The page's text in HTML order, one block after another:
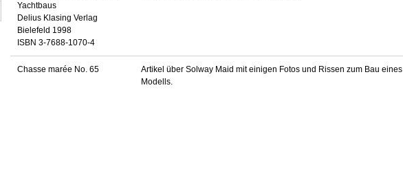
Yachtbaus
Delius Klasing Verlag
Bielefeld 1998
ISBN 3-7688-1070-4
Chasse marée No. 65
Artikel über Solway Maid mit einigen Fotos und Rissen zum Bau eines
Modells.